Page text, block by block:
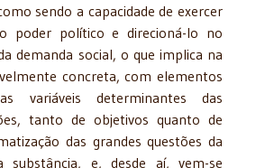
sendo a capacidade de exercer
poder político e direcioná-lo no
demanda social, o que implica na
concreta, com elementos
variáveis determinantes das
tanto de objetivos quanto de
das grandes questões da
substância, e, desde aí, vem-se